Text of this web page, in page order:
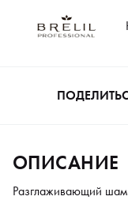
расчесываются.
Баха и
ОПИСАНИЕ
Разглаживающий